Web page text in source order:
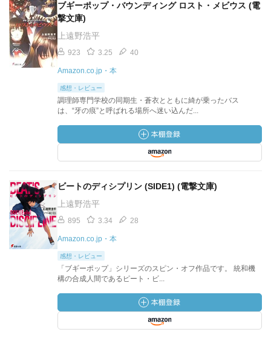
ブギーポップ・バウンディング ロスト・メビウス (電
撃文庫)
上遠野浩平
923 3.25 40
Amazon.co.jp・本
感想・レビュー
調理師専門学校の同期生・蒼衣とともに綺が乗ったバス
は、“牙の痕”と呼ばれる場所へ迷い込んだ...
ビートのディシプリン (SIDE1) (電撃文庫)
上遠野浩平
895 3.34 28
Amazon.co.jp・本
感想・レビュー
「ブギーポップ」シリーズのスピン・オフ作品です。 統和機
構の合成人間であるピート・ビ...